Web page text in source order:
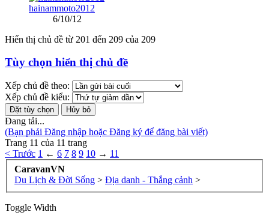
hainammoto2012
6/10/12
Hiển thị chủ đề từ 201 đến 209 của 209
Tùy chọn hiển thị chủ đề
Xếp chủ đề theo:
Xếp chủ đề kiểu:
Đang tải...
(Bạn phải Đăng nhập hoặc Đăng ký để đăng bài viết)
Trang 11 của 11 trang
< Trước 1 ← 6 7 8 9 10 → 11
CaravanVN
Du Lịch & Đời Sống > Địa danh - Thắng cảnh >
Toggle Width